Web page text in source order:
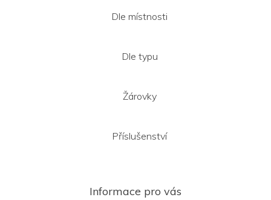
Dle místnosti
Dle typu
Žárovky
Příslušenství
Informace pro vás